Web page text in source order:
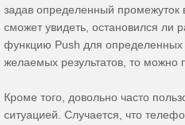
задав определенный промежуток
сможет увидеть, остановился ли
функцию Push для определенных
желаемых результатов, то можно
Кроме того, довольно часто
ситуацией. Случается, что